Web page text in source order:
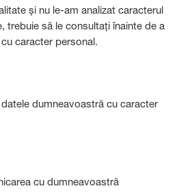
și nu le-am analizat caracterul
trebuie să le consultați înainte de a
caracter personal.
dumneavoastră cu caracter
cu dumneavoastră